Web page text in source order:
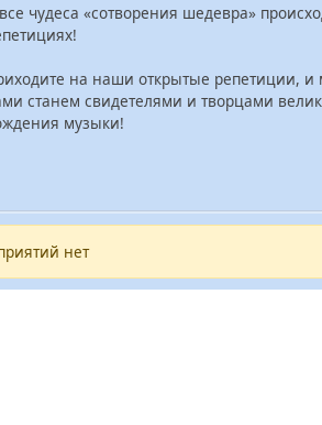
чудеса «сотворения шедевра»
на наши открытые репетиции, и
станем свидетелями и творцами
музыки!
нет